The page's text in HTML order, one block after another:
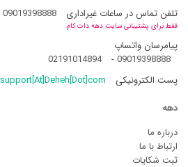
تلفن تماس در ساعات غیراداری 09019398888
فقط برای پشتیبانی سایت دهه دات کام
پیامرسان واتساپ
09019398888
-
02191014894
پست الکترونیکی
support[At]Deheh[Dot]com
دهه
درباره ما
ارتباط با ما
ثبت شکایات